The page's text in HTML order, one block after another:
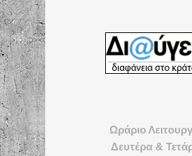
Ωράριο
Δευτέρα &